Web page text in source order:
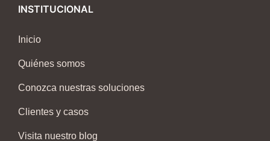
INSTITUCIONAL
Inicio
Quiénes somos
Conozca nuestras soluciones
Clientes y casos
Visita nuestro blog